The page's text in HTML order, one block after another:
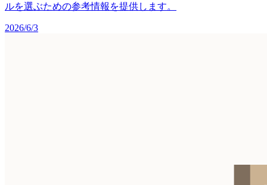
ルを選ぶための参考情報を提供します。
2026/6/3